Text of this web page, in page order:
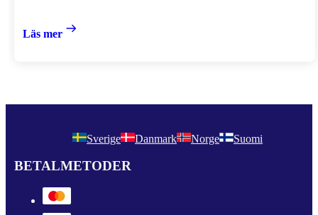
Läs mer
Sverige Danmark Norge Suomi
BETALMETODER